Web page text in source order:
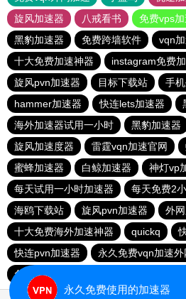
旋风加速器
八戒看书
免费vps
黑豹加速器
免费跨墙软件
vqn
十大免费加速神器
instagram免费
旋风pvn加速器
目标下载站
手
hammer加速器
快连lets加速器
海外加速器试用一小时
黑豹加速器
旋风加速度器
雷霆vqn加速官网
蜜蜂加速器
白鲸加速器
神灯vp
每天试用一小时加速器
每天免费2
海鸥下载站
旋风pvn加速器
外
十大免费海外加速神器
quickq
快连pvn加速器
永久免费vqn加速外
免费vp试用24小时
永久免费使用的加速器